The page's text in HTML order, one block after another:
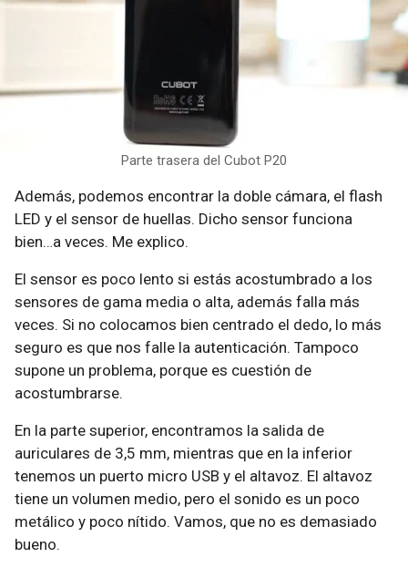
Parte trasera del Cubot P20
Además, podemos encontrar la doble cámara, el flash
LED y el sensor de huellas. Dicho sensor funciona
bien…a veces. Me explico.
El sensor es poco lento si estás acostumbrado a los
sensores de gama media o alta, además falla más
veces. Si no colocamos bien centrado el dedo, lo más
seguro es que nos falle la autenticación. Tampoco
supone un problema, porque es cuestión de
acostumbrarse.
En la parte superior, encontramos la salida de
auriculares de 3,5 mm, mientras que en la inferior
tenemos un puerto micro USB y el altavoz. El altavoz
tiene un volumen medio, pero el sonido es un poco
metálico y poco nítido. Vamos, que no es demasiado
bueno.